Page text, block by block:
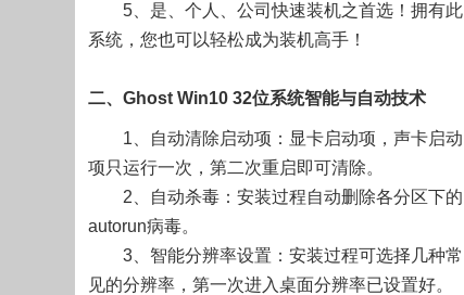
5、是、个人、公司快速装机之首选！拥有此
系统，您也可以轻松成为装机高手！
二、Ghost Win10 32位系统智能与自动技术
1、自动清除启动项：显卡启动项，声卡启动
项只运行一次，第二次重启即可清除。
2、自动杀毒：安装过程自动删除各分区下的
autorun病毒。
3、智能分辨率设置：安装过程可选择几种常
见的分辨率，第一次进入桌面分辨率已设置好。